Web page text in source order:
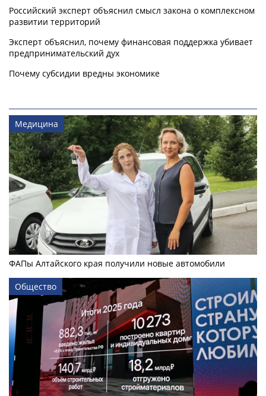
Российский эксперт объяснил смысл закона о комплексном
развитии территорий
Эксперт объяснил, почему финансовая поддержка убивает
предпринимательский дух
Почему субсидии вредны экономике
Медицина
ФАПы Алтайского края получили новые автомобили
Общество